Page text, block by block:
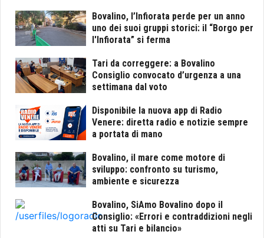
Bovalino, l’Infiorata perde per un anno
uno dei suoi gruppi storici: il “Borgo per
l'Infiorata” si ferma
Tari da correggere: a Bovalino
Consiglio convocato d’urgenza a una
settimana dal voto
Disponibile la nuova app di Radio
Venere: diretta radio e notizie sempre
a portata di mano
Bovalino, il mare come motore di
sviluppo: confronto su turismo,
ambiente e sicurezza
Bovalino, SiAmo Bovalino dopo il
Consiglio: «Errori e contraddizioni negli
atti su Tari e bilancio»